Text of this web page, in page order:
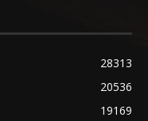
28313
20536
19169